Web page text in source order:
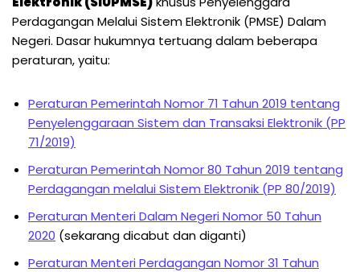
Perdagangan Melalui Sistem Elektronik (PMSE) Dalam
Negeri. Dasar hukumnya tertuang dalam beberapa
peraturan, yaitu:
Peraturan Pemerintah Nomor 71 Tahun 2019 tentang
Penyelenggaraan Sistem dan Transaksi Elektronik (PP
71/2019)
Peraturan Pemerintah Nomor 80 Tahun 2019 tentang
Perdagangan melalui Sistem Elektronik (PP 80/2019)
Peraturan Menteri Dalam Negeri Nomor 50 Tahun
2020 (sekarang dicabut dan diganti)
Peraturan Menteri Perdagangan Nomor 31 Tahun